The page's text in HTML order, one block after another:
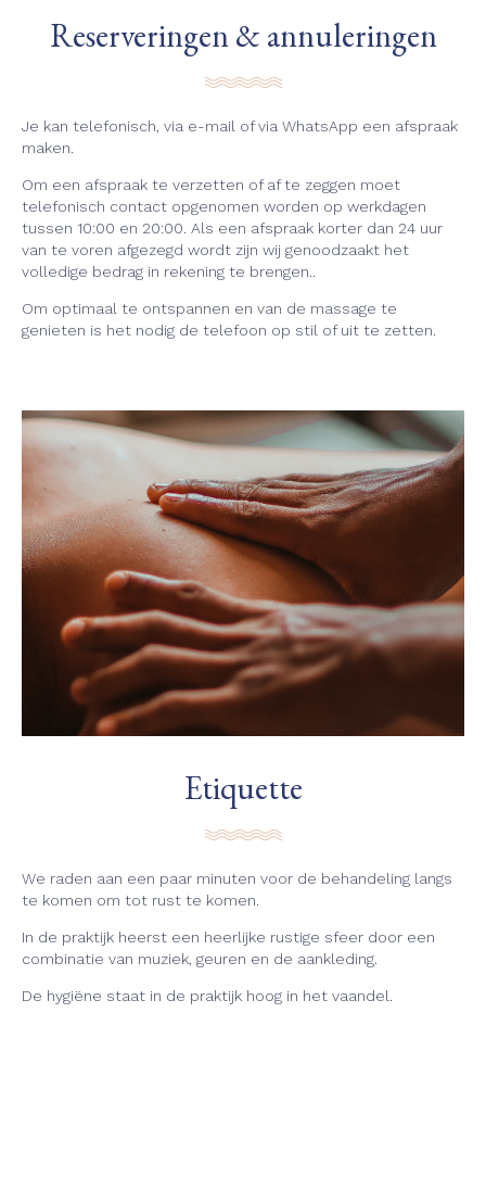
Reserveringen & annuleringen
Je kan telefonisch, via e-mail of via WhatsApp een afspraak
maken.
Om een afspraak te verzetten of af te zeggen moet
telefonisch contact opgenomen worden op werkdagen
tussen 10:00 en 20:00. Als een afspraak korter dan 24 uur
van te voren afgezegd wordt zijn wij genoodzaakt het
volledige bedrag in rekening te brengen..
Om optimaal te ontspannen en van de massage te
genieten is het nodig de telefoon op stil of uit te zetten.
Etiquette
We raden aan een paar minuten voor de behandeling langs
te komen om tot rust te komen.
In de praktijk heerst een heerlijke rustige sfeer door een
combinatie van muziek, geuren en de aankleding.
De hygiëne staat in de praktijk hoog in het vaandel.